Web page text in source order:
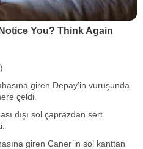
giren Depay’in vuruşunda
çeldi.
dışı sol çaprazdan sert
giren Caner’in sol kanttan